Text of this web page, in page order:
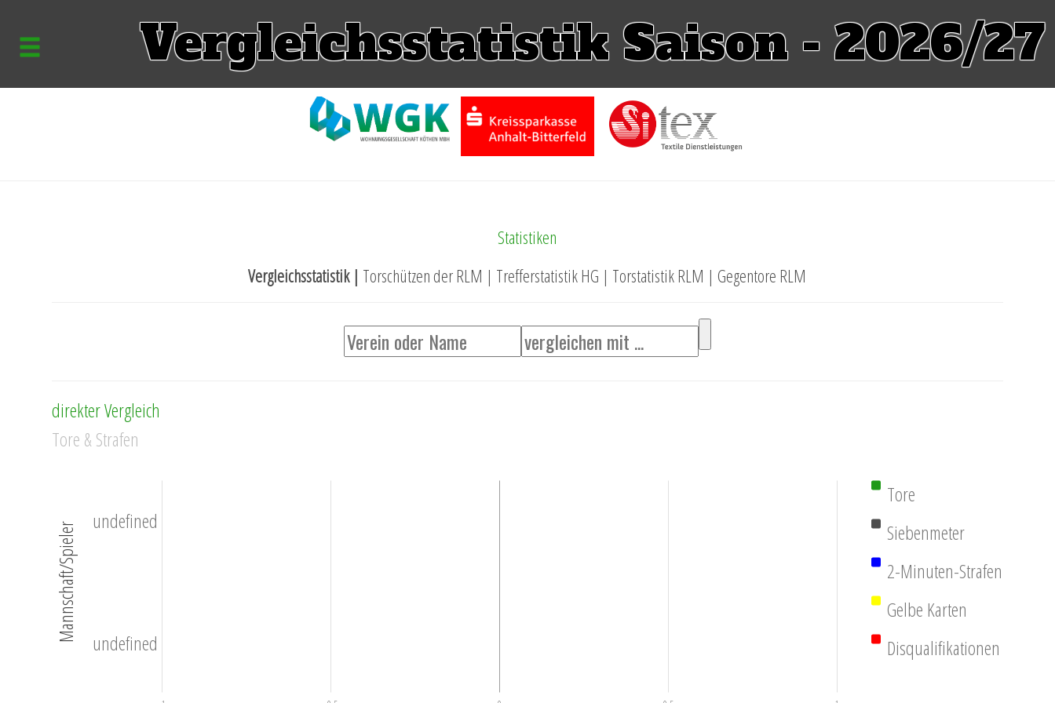
Vergleichsstatistik Saison - 2026/27
Statistiken
Vergleichsstatistik | Torschützen der RLM | Trefferstatistik HG | Torstatistik RLM | Gegentore RLM
direkter Vergleich
Tore & Strafen
Tore
Siebenmeter
2-Minuten-Strafen
Gelbe Karten
Disqualifikationen
undefined
undefined
Mannschaft/Spieler